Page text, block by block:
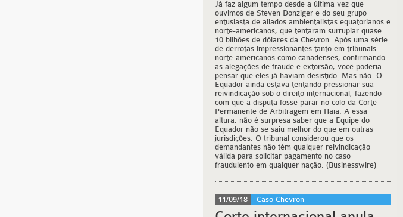
Já faz algum tempo desde a última vez que
ouvimos de Steven Donziger e do seu grupo
entusiasta de aliados ambientalistas equatorianos e
norte-americanos, que tentaram surrupiar quase
10 bilhões de dólares da Chevron. Após uma série
de derrotas impressionantes tanto em tribunais
norte-americanos como canadenses, confirmando
as alegações de fraude e extorsão, você poderia
pensar que eles já haviam desistido. Mas não. O
Equador ainda estava tentando pressionar sua
reivindicação sob o direito internacional, fazendo
com que a disputa fosse parar no colo da Corte
Permanente de Arbitragem em Haia. A essa
altura, não é surpresa saber que a Equipe do
Equador não se saiu melhor do que em outras
jurisdições. O tribunal considerou que os
demandantes não têm qualquer reivindicação
válida para solicitar pagamento no caso
fraudulento em qualquer nação. (Businesswire)
11/09/18 Caso Chevron